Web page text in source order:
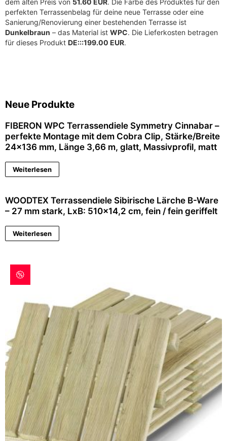
dem alten Preis von 51.60 EUR. Die Farbe des Produktes für den
perfekten Terrassenbelag für deine neue Terrasse oder eine
Sanierung/Renovierung einer bestehenden Terrasse ist
Dunkelbraun – das Material ist WPC. Die Lieferkosten betragen
für dieses Produkt DE:::199.00 EUR.
Neue Produkte
FIBERON WPC Terrassendiele Symmetry Cinnabar –
perfekte Montage mit dem Cobra Clip, Stärke/Breite
24×136 mm, Länge 3,66 m, glatt, Massivprofil, matt
Weiterlesen
WOODTEX Terrassendiele Sibirische Lärche B-Ware
– 27 mm stark, LxB: 510×14,2 cm, fein / fein geriffelt
Weiterlesen